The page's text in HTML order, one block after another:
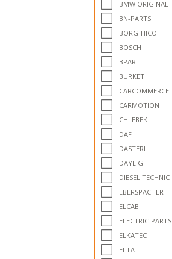
BMW ORIGINAL
BN-PARTS
BORG-HICO
BOSCH
BPART
BURKET
CARCOMMERCE
CARMOTION
CHLEBEK
DAF
DASTERI
DAYLIGHT
DIESEL TECHNIC
EBERSPACHER
ELCAB
ELECTRIC-PARTS
ELKATEC
ELTA